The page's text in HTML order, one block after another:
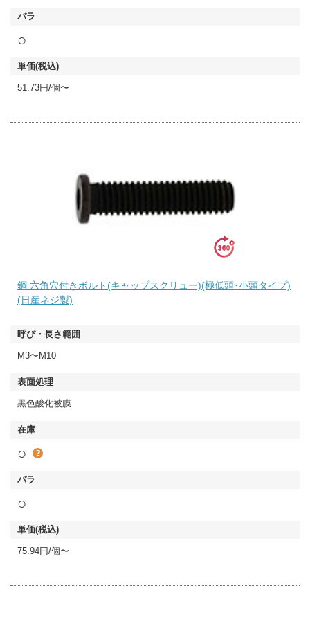
○
51.73円/個〜
鋼 六角穴付きボルト(キャップスクリュー)(極低頭･小頭タイプ)
(日産ネジ製)
M3〜M10
黒色酸化被膜
○
○
75.94円/個〜